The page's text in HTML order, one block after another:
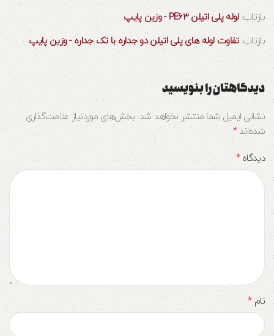
بازتاب:لوله پلی اتیلن PE63 - وزین پایپ
بازتاب:تفاوت لوله های پلی اتیلن دو جداره با تک جداره - وزین پایپ
دیدگاهتان را بنویسید
نشانی ایمیل شما منتشر نخواهد شد. بخش‌های موردنیاز علامت‌گذاری
شده‌اند*
دیدگاه*
نام*